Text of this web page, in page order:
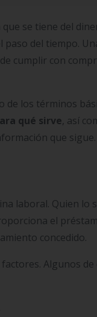
se tiene del
del tiempo.
cumplir con
de los términos
qué sirve, así
que sigue.
laboral. Quien
el
concedido.
Algunos